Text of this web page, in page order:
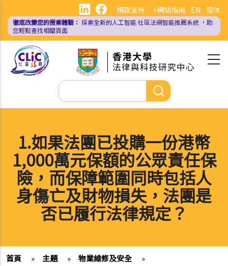
內
EN 简体
捐款支持 +網站指南
徹底改變您的搜索體驗： 探索全新的人工智能社區法網智能推薦系統 ，助
您輕鬆查找相關頁面
Search
1.如果法團已投購一份港幣
1,000萬元保額的公眾責任保
險，而保障範圍同時包括人
身傷亡及財物損失，法團是
否已履行法律規定？
首頁 » 主題 » 物業維修及安全
»